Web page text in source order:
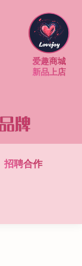
招聘合作
爱趣商城
新品上店